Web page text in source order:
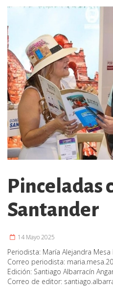
Pinceladas
Santander
14 Mayo 2025
Periodista: María Alejandra Mesa
Correo periodista:
Edición: Santiago Albarracín
Correo de editor: